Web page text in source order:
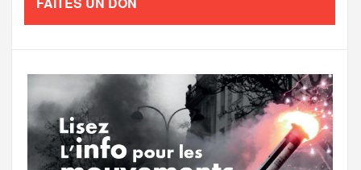
o
o
e
r
g
e
e